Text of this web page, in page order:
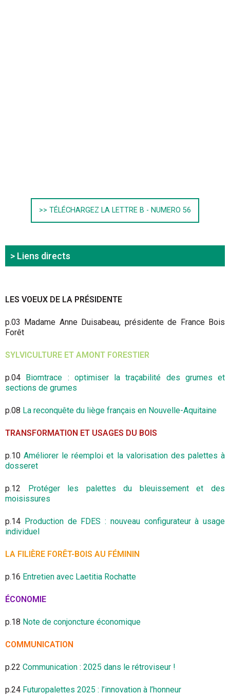
>> TÉLÉCHARGEZ LA LETTRE B - NUMERO 56
> Liens directs
LES VOEUX DE LA PRÉSIDENTE
p.03 Madame Anne Duisabeau, présidente de France Bois
Forêt
SYLVICULTURE ET AMONT FORESTIER
p.04 Biomtrace : optimiser la traçabilité des grumes et
sections de grumes
p.08 La reconquête du liège français en Nouvelle-Aquitaine
TRANSFORMATION ET USAGES DU BOIS
p.10Améliorer le réemploi et la valorisation des palettes à
dosseret
p.12 Protéger les palettes du bleuissement et des
moisissures
p.14 Production de FDES : nouveau configurateur à usage
individuel
LA FILIÈRE FORÊT-BOIS AU FÉMININ
p.16 Entretien avec Laetitia Rochatte
ÉCONOMIE
p.18 Note de conjoncture économique
COMMUNICATION
p.22 Communication : 2025 dans le rétroviseur !
p.24 Futuropalettes 2025 : l’innovation à l’honneur